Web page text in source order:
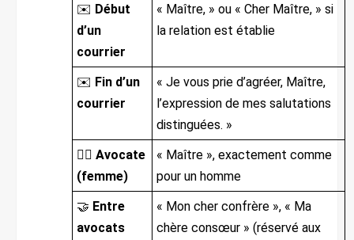
✉️ Début
d’un
courrier
« Maître, » ou « Cher Maître, » si
la relation est établie
✉️ Fin d’un
courrier
« Je vous prie d’agréer, Maître,
l’expression de mes salutations
distinguées. »
👩‍⚖️ Avocate
(femme)
« Maître », exactement comme
pour un homme
🤝 Entre
avocats
« Mon cher confrère », « Ma
chère consœur » (réservé aux